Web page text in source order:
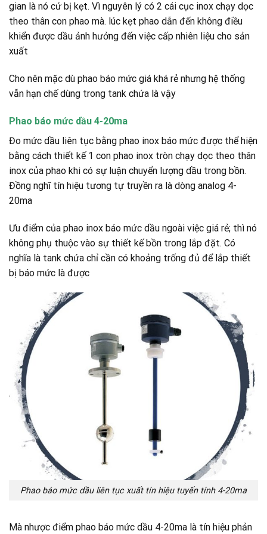
gian là nó cứ bị kẹt. Vì nguyên lý có 2 cái cục inox chạy dọc
theo thân con phao mà. lúc kẹt phao dẫn đến không điều
khiển được dầu ảnh hưởng đến việc cấp nhiên liệu cho sản
xuất
Cho nên mặc dù phao báo mức giá khá rẻ nhưng hệ thống
vẫn hạn chế dùng trong tank chứa là vậy
Phao báo mức dầu 4-20ma
Đo mức dầu liên tục bằng phao inox báo mức được thể hiện
bằng cách thiết kế 1 con phao inox tròn chạy dọc theo thân
inox của phao khi có sự luận chuyển lượng dầu trong bồn.
Đồng nghĩ tín hiệu tương tự truyền ra là dòng analog 4-
20ma
Ưu điểm của phao inox báo mức dầu ngoài việc giá rẻ; thì nó
không phụ thuộc vào sự thiết kế bồn trong lắp đặt. Có
nghĩa là tank chứa chỉ cần có khoảng trống đủ để lắp thiết
bị báo mức là được
Phao báo mức dầu liên tục xuất tín hiệu tuyến tính 4-20ma
Mà nhược điểm phao báo mức dầu 4-20ma là tín hiệu phản